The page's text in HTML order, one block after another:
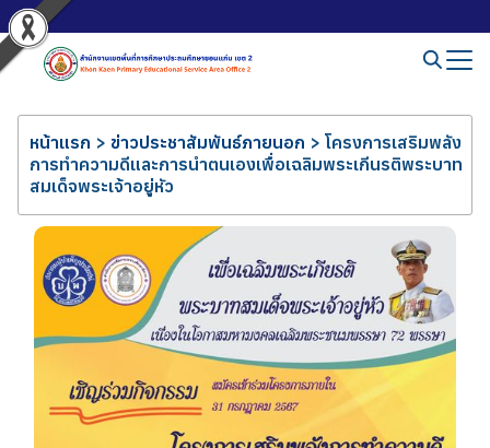
หน้าแรก > ข่าวประชาสัมพันธ์ภายนอก > โครงการเสริมพลัง
การทำความดีและการนำตนเองเพื่อเฉลิมพระเกีนรติพระบาท
สมเด็จพระเจ้าอยู่หัว